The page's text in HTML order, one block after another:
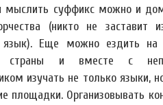
мыслить суффикс можно и
(никто не заставит
язык). Еще можно ездить на
страны и вместе с
изучать не только языки,
площадки. Организовывать